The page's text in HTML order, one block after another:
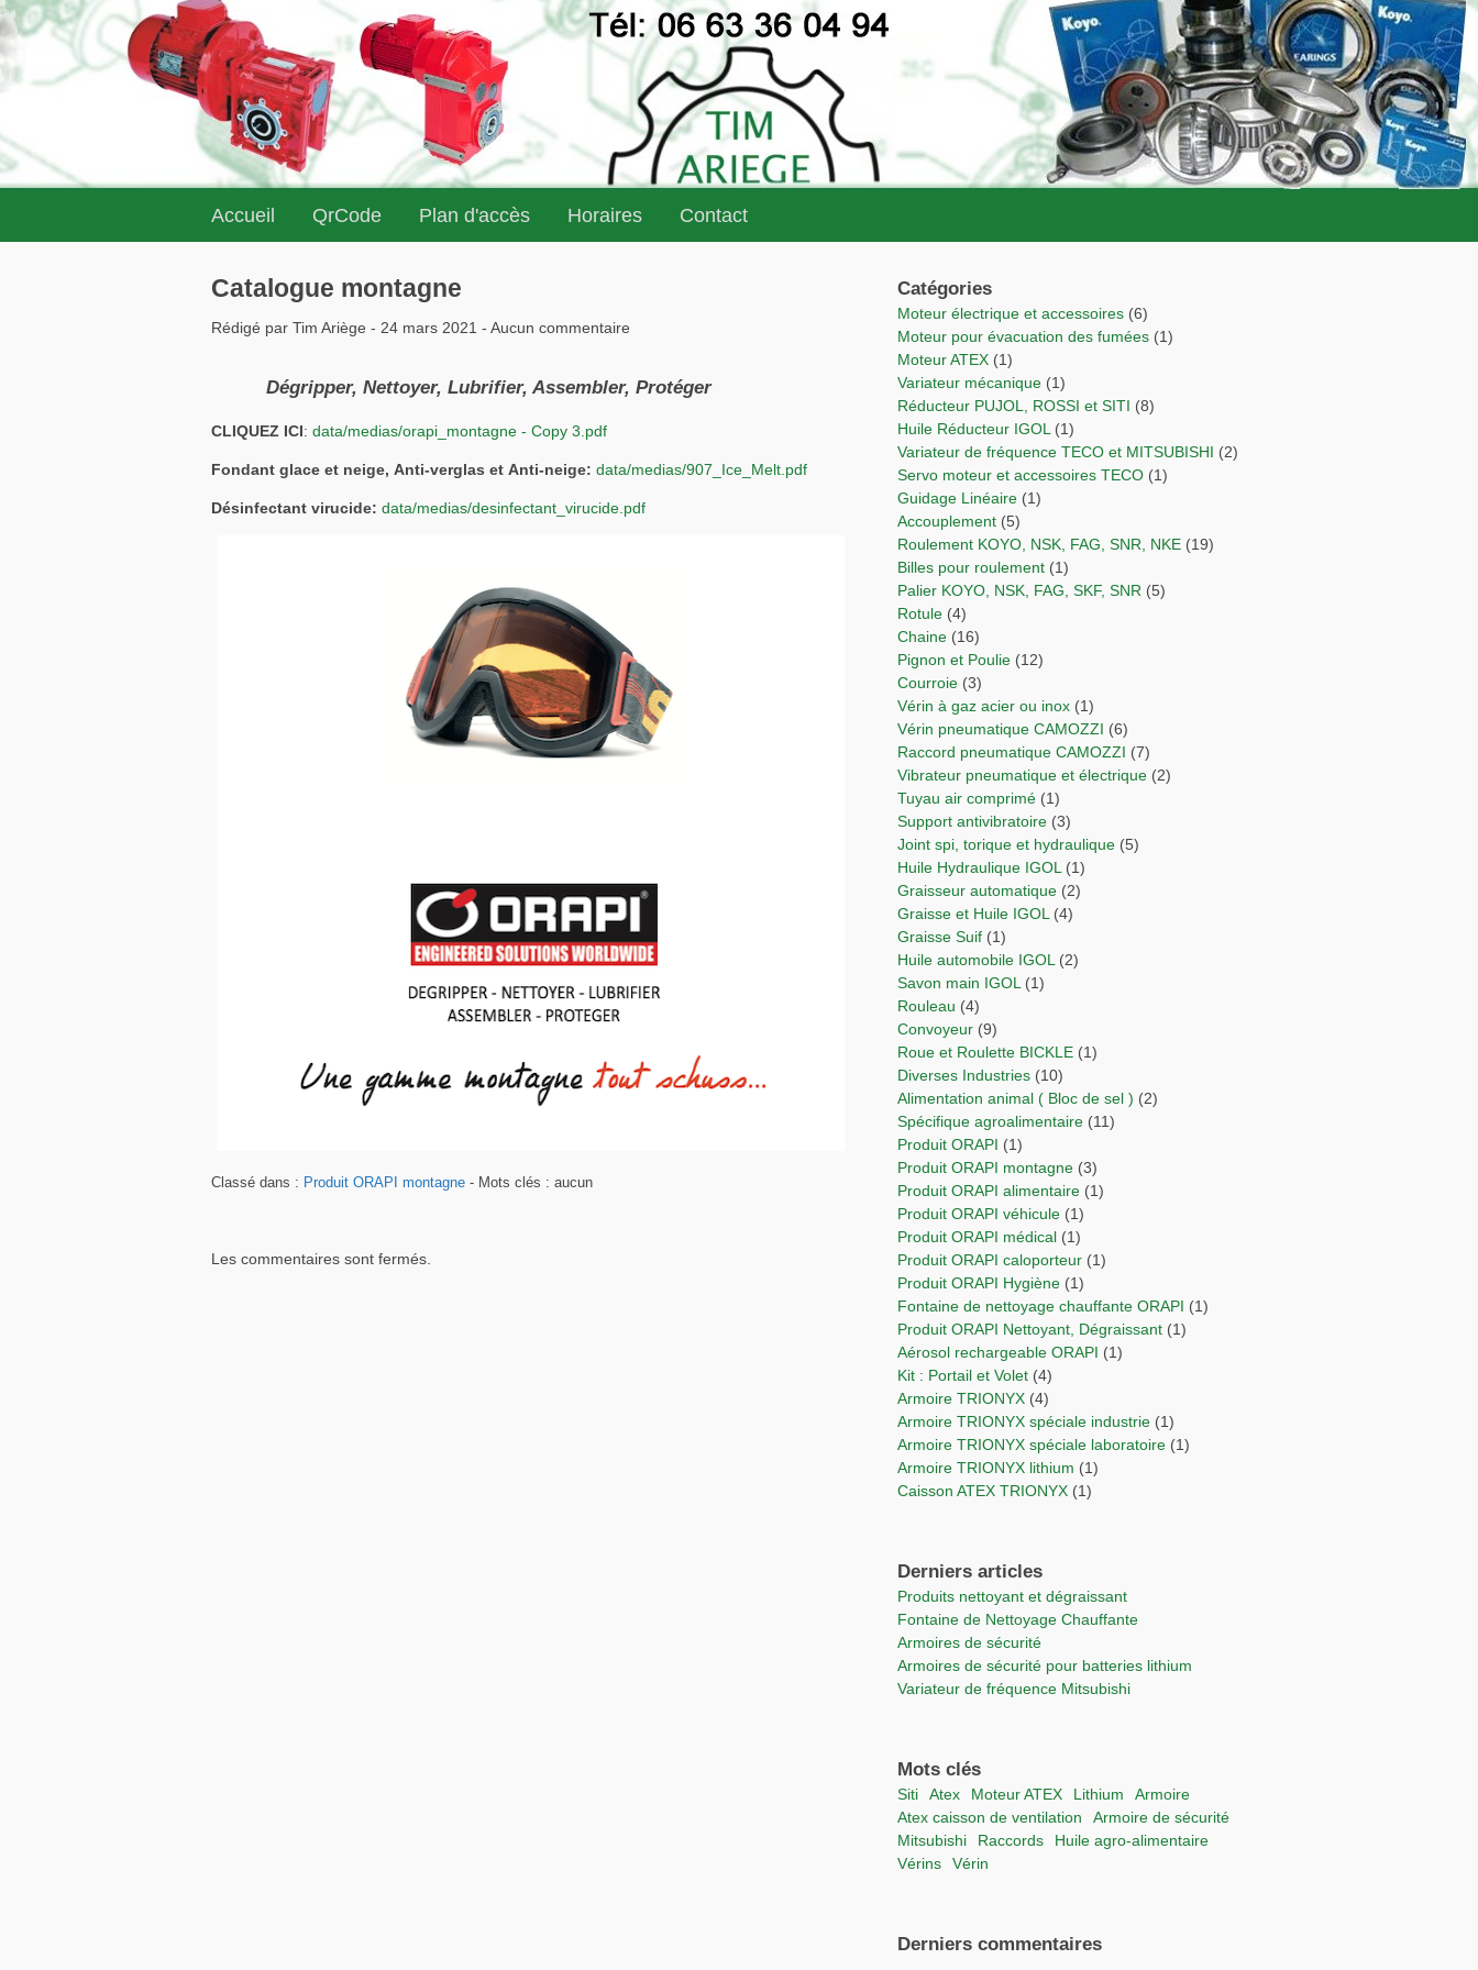
Accueil QrCode Plan d'accès Horaires Contact
Catalogue montagne
Rédigé par Tim Ariège - 24 mars 2021 - Aucun commentaire
Dégripper, Nettoyer, Lubrifier, Assembler, Protéger
CLIQUEZ ICI: data/medias/orapi_montagne - Copy 3.pdf
Fondant glace et neige, Anti-verglas et Anti-neige: data/medias/907_Ice_Melt.pdf
Désinfectant virucide: data/medias/desinfectant_virucide.pdf
Classé dans : Produit ORAPI montagne - Mots clés : aucun
Les commentaires sont fermés.
Catégories
Moteur électrique et accessoires (6)
Moteur pour évacuation des fumées (1)
Moteur ATEX (1)
Variateur mécanique (1)
Réducteur PUJOL, ROSSI et SITI (8)
Huile Réducteur IGOL (1)
Variateur de fréquence TECO et MITSUBISHI (2)
Servo moteur et accessoires TECO (1)
Guidage Linéaire (1)
Accouplement (5)
Roulement KOYO, NSK, FAG, SNR, NKE (19)
Billes pour roulement (1)
Palier KOYO, NSK, FAG, SKF, SNR (5)
Rotule (4)
Chaine (16)
Pignon et Poulie (12)
Courroie (3)
Vérin à gaz acier ou inox (1)
Vérin pneumatique CAMOZZI (6)
Raccord pneumatique CAMOZZI (7)
Vibrateur pneumatique et électrique (2)
Tuyau air comprimé (1)
Support antivibratoire (3)
Joint spi, torique et hydraulique (5)
Huile Hydraulique IGOL (1)
Graisseur automatique (2)
Graisse et Huile IGOL (4)
Graisse Suif (1)
Huile automobile IGOL (2)
Savon main IGOL (1)
Rouleau (4)
Convoyeur (9)
Roue et Roulette BICKLE (1)
Diverses Industries (10)
Alimentation animal ( Bloc de sel ) (2)
Spécifique agroalimentaire (11)
Produit ORAPI (1)
Produit ORAPI montagne (3)
Produit ORAPI alimentaire (1)
Produit ORAPI véhicule (1)
Produit ORAPI médical (1)
Produit ORAPI caloporteur (1)
Produit ORAPI Hygiène (1)
Fontaine de nettoyage chauffante ORAPI (1)
Produit ORAPI Nettoyant, Dégraissant (1)
Aérosol rechargeable ORAPI (1)
Kit : Portail et Volet (4)
Armoire TRIONYX (4)
Armoire TRIONYX spéciale industrie (1)
Armoire TRIONYX spéciale laboratoire (1)
Armoire TRIONYX lithium (1)
Caisson ATEX TRIONYX (1)
Derniers articles
Produits nettoyant et dégraissant
Fontaine de Nettoyage Chauffante
Armoires de sécurité
Armoires de sécurité pour batteries lithium
Variateur de fréquence Mitsubishi
Mots clés
Siti Atex moteur ATEX lithium
Armoire
Atex caisson de ventilation
Armoire de sécurité
Mitsubishi
raccords
Huile agro-alimentaire
vérins
vérin
Derniers commentaires